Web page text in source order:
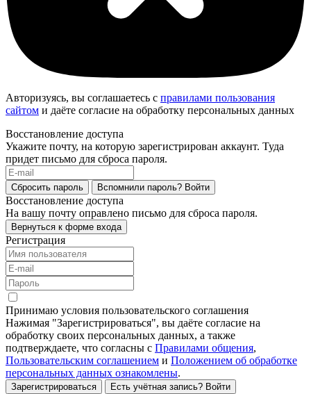
Авторизуясь, вы соглашаетесь с правилами пользования
сайтом и даёте согласие на обработку персональных данных
Восстановление доступа
Укажите почту, на которую зарегистрирован аккаунт. Туда
придет письмо для сброса пароля.
Сбросить пароль Вспомнили пароль? Войти
Восстановление доступа
На вашу почту оправлено письмо для сброса пароля.
Вернуться к форме входа
Регистрация
Принимаю условия пользовательского соглашения
Нажимая "Зарегистрироваться", вы даёте согласие на
обработку своих персональных данных, а также
подтверждаете, что согласны с Правилами общения,
Пользовательским соглашением и Положением об обработке
персональных данных ознакомлены.
Зарегистрироваться Есть учётная запись? Войти